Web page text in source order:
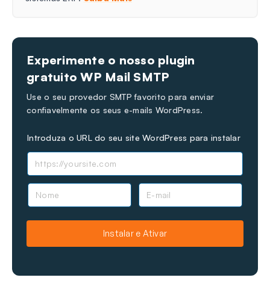
Experimente o nosso plugin
gratuito WP Mail SMTP
Use o seu provedor SMTP favorito para enviar
confiavelmente os seus e-mails WordPress.
Introduza o URL do seu site WordPress para instalar
N
E
Instalar e Ativar